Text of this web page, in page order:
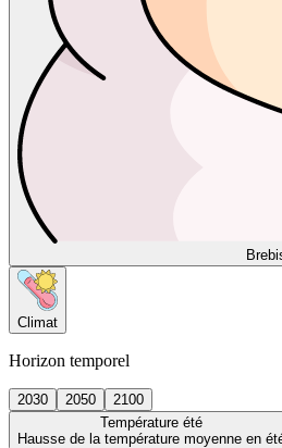
Climat
Horizon temporel
2030 2050
2100
Température été
Hausse de la température moyenne en